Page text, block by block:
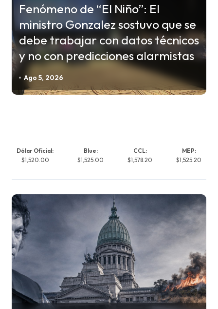
Fenómeno de “El Niño”: El
ministro Gonzalez sostuvo que se
debe trabajar con datos técnicos
y no con predicciones alarmistas
Ago 5, 2026
Dólar Oficial:
$1,520.00
Blue:
$1,525.00
CCL:
$1,578.20
MEP:
$1,525.20